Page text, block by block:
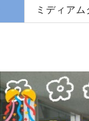
ミディアム